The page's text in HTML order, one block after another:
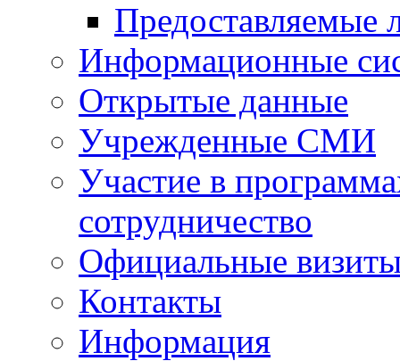
Предоставляемые
Информационные
Открытые данные
Учрежденные СМИ
Участие в
сотрудничество
Официальные
Контакты
Информация